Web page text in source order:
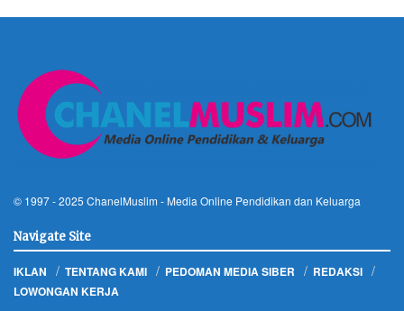
© 1997 - 2025 ChanelMuslim - Media Online Pendidikan dan Keluarga
Navigate Site
IKLAN TENTANG KAMI PEDOMAN MEDIA SIBER
REDAKSI
LOWONGAN KERJA